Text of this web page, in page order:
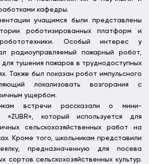
кафедры.
учащимся были представлены
роботизированных платформ и
робототехники. Особый интерес у
радиоуправляемый пожарный робот,
тушения пожаров в труднодоступных
Также был показан робот импульсного
локализовать возгорания с
ущербом.
встречи рассказали о мини-
«ZUBR», который используется для
сельскохозяйственных работ на
Кроме того, школьникам представили
предназначенную для посева
сортов сельскохозяйственных культур.